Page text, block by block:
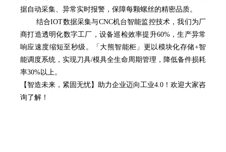
据自动采集、异常实时报警，保障每颗螺丝的精密品质。
结合IOT数据采集与CNC机台智能监控技术，我们为厂
商打造透明化数字工厂，设备巡检效率提升60%，生产异常
响应速度缩短至秒级。「大熊智能柜」更以模块化存储+智
能调度系统，实现刀具/模具全生命周期管理，降低备件损耗
率30%以上。
【智造未来，紧固无忧】助力企业迈向工业4.0！ 欢迎大家咨
询了解！